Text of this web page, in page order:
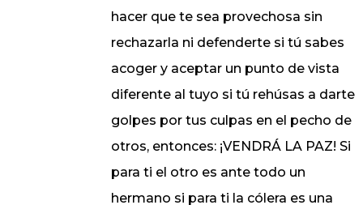
hacer que te sea provechosa sin
rechazarla ni defenderte si tú sabes
acoger y aceptar un punto de vista
diferente al tuyo si tú rehúsas a darte
golpes por tus culpas en el pecho de
otros, entonces: ¡VENDRÁ LA PAZ! Si
para ti el otro es ante todo un
hermano si para ti la cólera es una